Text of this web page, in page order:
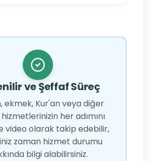
ve Şeffaf Süreç
ekmek, Kur'an veya diğer
her adımını
video olarak takip edebilir,
zaman hizmet durumu
bilgi alabilirsiniz.